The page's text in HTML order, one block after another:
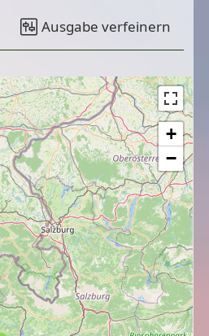
Ausgabe verfeinern
+
−